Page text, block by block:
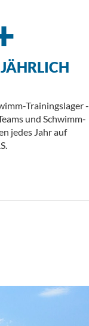
Trainingslager -
und Schwimm-
jedes Jahr auf